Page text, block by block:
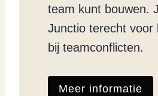
team kunt bouwen.
Junctio terecht voor
bij teamconflicten.
Meer informatie